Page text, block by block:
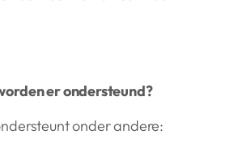
er ondersteund?
onder andere: